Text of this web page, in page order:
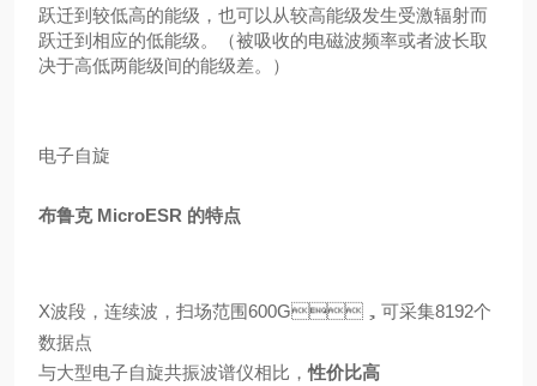
跃迁到较低高的能级，也可以从较高能级发生受激辐射而
跃迁到相应的低能级。（被吸收的电磁波频率或者波长取
决于高低两能级间的能级差。）
电子自旋
布鲁克 MicroESR 的特点
X波段，连续波，扫场范围600G，可采集8192个
数据点
与大型电子自旋共振波谱仪相比，性价比高